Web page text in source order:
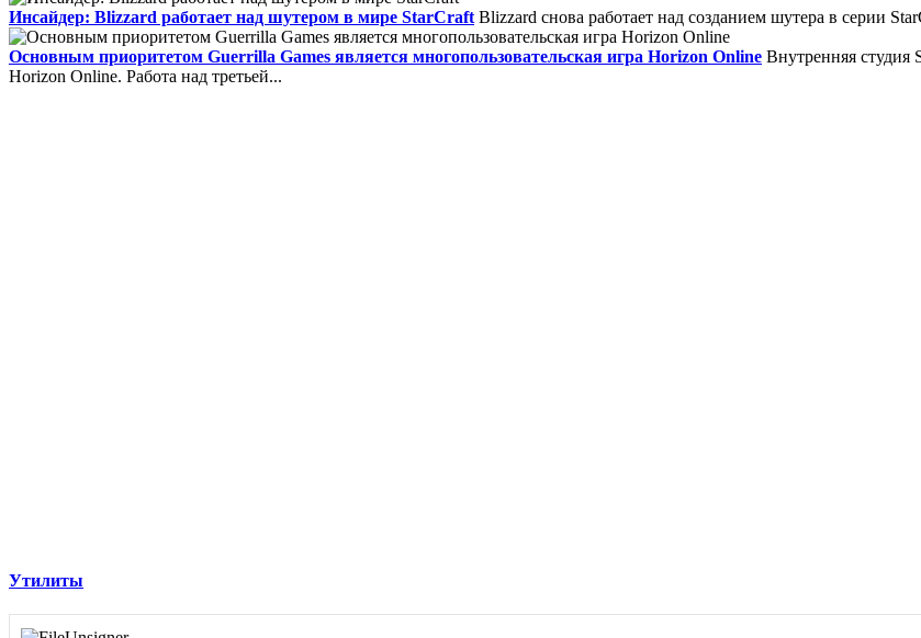
Инсайдер: Blizzard работает над шутером в мире StarCraft Blizzard снова работает над созданием шутера в серии
Основным приоритетом Guerrilla Games является многопользовательская игра Horizon Online Внутренняя студия
Horizon Online. Работа над третьей...
Утилиты